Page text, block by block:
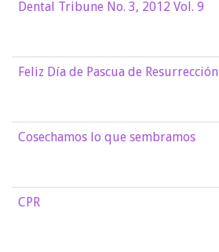
Dental Tribune No. 3, 2012 Vol. 9
Feliz Día de Pascua de Resurrección
Cosechamos lo que sembramos
CPR